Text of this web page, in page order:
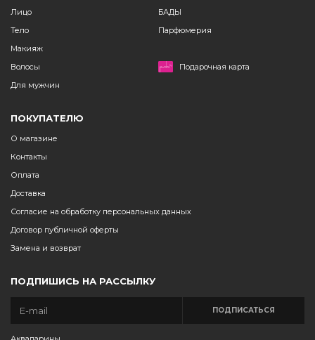
Лицо
Тело
Макияж
Волосы
Для мужчин
БАДЫ
Парфюмерия
Подарочная карта
ПОКУПАТЕЛЮ
О магазине
Контакты
Оплата
Доставка
Согласие на обработку персональных данных
Договор публичной оферты
Замена и возврат
ПОДПИШИСЬ НА РАССЫЛКУ
ПОДПИСАТЬСЯ